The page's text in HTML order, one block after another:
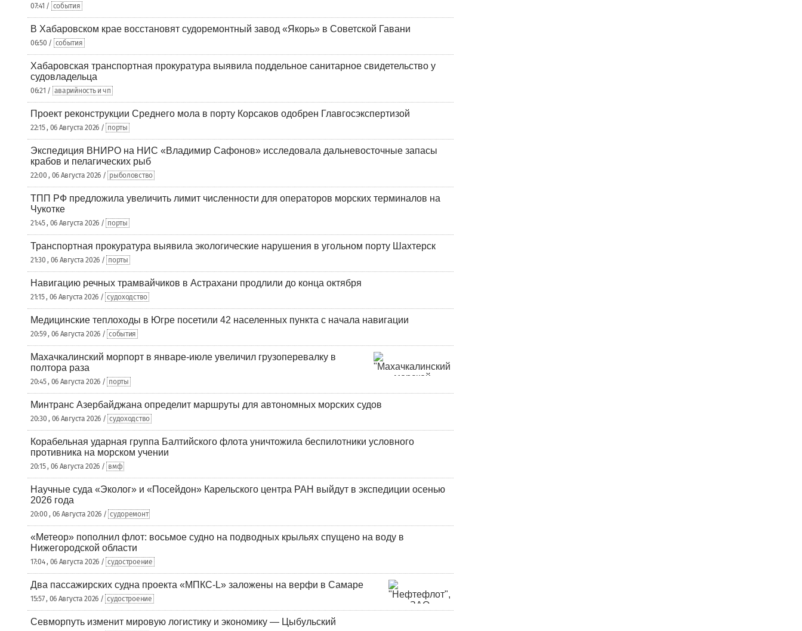
07:41 / события
В Хабаровском крае восстановят судоремонтный завод «Якорь» в Советской Гавани
06:50 / события
Хабаровская транспортная прокуратура выявила поддельное санитарное свидетельство у
судовладельца
06:21 / аварийность и чп
Проект реконструкции Среднего мола в порту Корсаков одобрен Главгосэкспертизой
22:15 , 06 Августа 2026 / порты
Экспедиция ВНИРО на НИС «Владимир Сафонов» исследовала дальневосточные запасы
крабов и пелагических рыб
22:00 , 06 Августа 2026 / рыболовство
ТПП РФ предложила увеличить лимит численности для операторов морских терминалов на
Чукотке
21:45 , 06 Августа 2026 / порты
Транспортная прокуратура выявила экологические нарушения в угольном порту Шахтерск
21:30 , 06 Августа 2026 / порты
Навигацию речных трамвайчиков в Астрахани продлили до конца октября
21:15 , 06 Августа 2026 / судоходство
Медицинские теплоходы в Югре посетили 42 населенных пункта с начала навигации
20:59 , 06 Августа 2026 / события
Махачкалинский морпорт в январе-июле увеличил грузоперевалку в
полтора раза
20:45 , 06 Августа 2026 / порты
Минтранс Азербайджана определит маршруты для автономных морских судов
20:30 , 06 Августа 2026 / судоходство
Корабельная ударная группа Балтийского флота уничтожила беспилотники условного
противника на морском учении
20:15 , 06 Августа 2026 / вмф
Научные суда «Эколог» и «Посейдон» Карельского центра РАН выйдут в экспедиции осенью
2026 года
20:00 , 06 Августа 2026 / судоремонт
«Метеор» пополнил флот: восьмое судно на подводных крыльях спущено на воду в
Нижегородской области
17:04 , 06 Августа 2026 / судостроение
Два пассажирских судна проекта «МПКС-L» заложены на верфи в Самаре
15:57 , 06 Августа 2026 / судостроение
Севморпуть изменит мировую логистику и экономику — Цыбульский